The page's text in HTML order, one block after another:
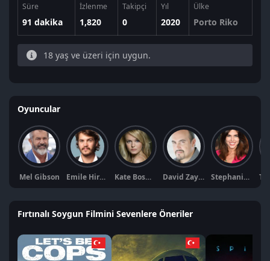
Süre
91 dakika
İzlenme
1,820
Takipçi
0
Yıl
2020
Ülke
Porto Riko
18 yaş ve üzeri için uygun.
Oyuncular
Mel Gibson Emile Hirsch Kate Bosworth David Zayas Stephanie Cayo
Fırtınalı Soygun Filmini Sevenlere Öneriler